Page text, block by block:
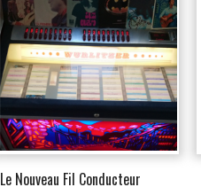
Le Nouveau Fil Conducteur